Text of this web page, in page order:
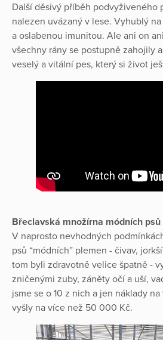
Další děsivý příběh podvyživeného
nalezen uvázaný v lese. Vyhublý
a oslabenou imunitou. Ale ani on
všechny rány se postupně zahojily
veselý a vitální pes, který si život
Břeclavská množírna módních psů
V naprosto nevhodných
psů “módních” plemen - čivav,
tom byli zdravotně velice špatně -
zničenými zuby, záněty očí a uší,
jsme se o 10 z nich a jen náklady
vyšly na více než 50 000 Kč.